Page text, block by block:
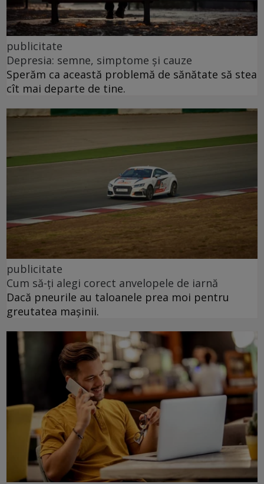
publicitate
Depresia: semne, simptome și cauze
Sperăm ca această problemă de sănătate să stea
cît mai departe de tine.
publicitate
Cum să-ți alegi corect anvelopele de iarnă
Dacă pneurile au taloanele prea moi pentru
greutatea mașinii.